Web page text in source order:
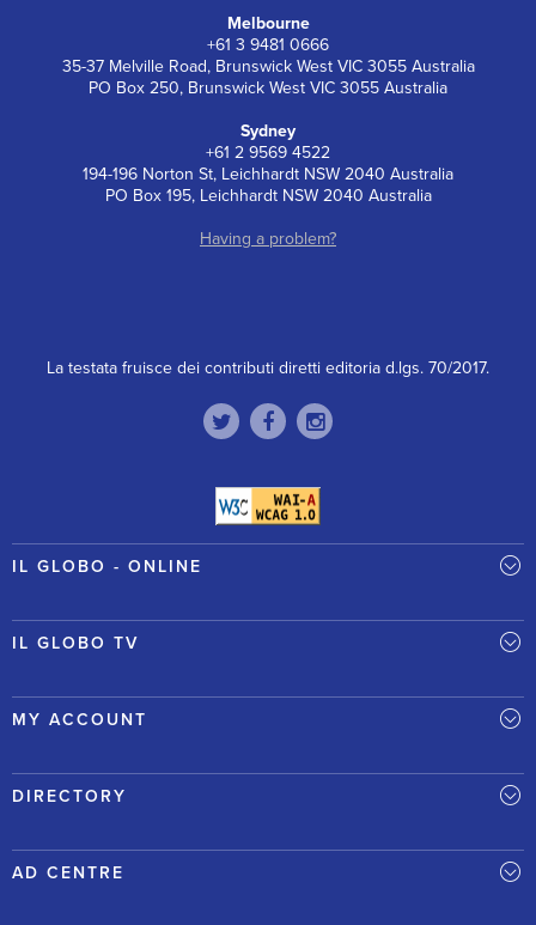
Melbourne
+61 3 9481 0666
35-37 Melville Road, Brunswick West VIC 3055 Australia
PO Box 250, Brunswick West VIC 3055 Australia
Sydney
+61 2 9569 4522
194-196 Norton St, Leichhardt NSW 2040 Australia
PO Box 195, Leichhardt NSW 2040 Australia
Having a problem?
La testata fruisce dei contributi diretti editoria d.lgs. 70/2017.
IL GLOBO - ONLINE
IL GLOBO TV
MY ACCOUNT
DIRECTORY
AD CENTRE